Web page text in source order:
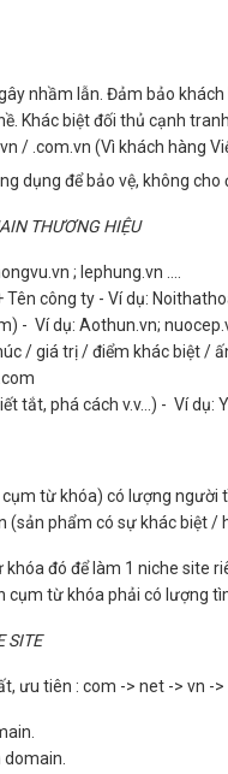
nhầm lẫn. Đảm bảo
Khác biệt đối thủ cạnh tranh.
/ .com.vn (Vì khách hàng
dụng để bảo vệ, không cho
THƯƠNG HIỆU
; lephung.vn ….
Tên công ty - Ví dụ:
- Ví dụ: Aothun.vn;
/ giá trị / điểm khác biệt /
tắt, phá cách v.v…) - Ví dụ:
từ khóa) có lượng
(sản phẩm có sự khác biệt /
đó để làm 1 niche site
cụm từ khóa phải có lượng
SITE
ưu tiên : com -> net -> vn ->